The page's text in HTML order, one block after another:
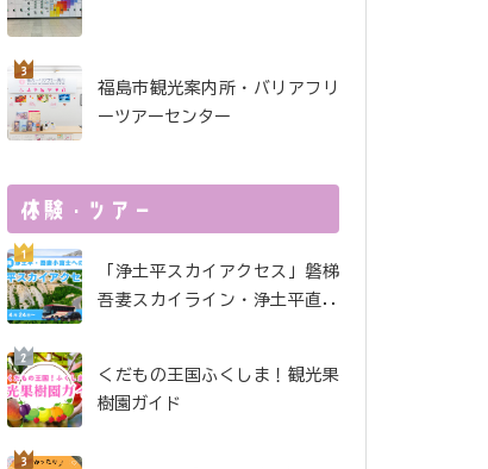
福島市観光案内所・バリアフリ
ーツアーセンター
「浄土平スカイアクセス」磐梯
吾妻スカイライン・浄土平直行
くだもの王国ふくしま！観光果
樹園ガイド